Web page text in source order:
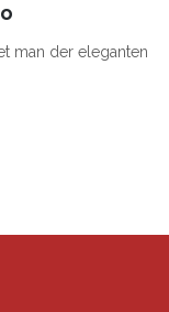
man der eleganten